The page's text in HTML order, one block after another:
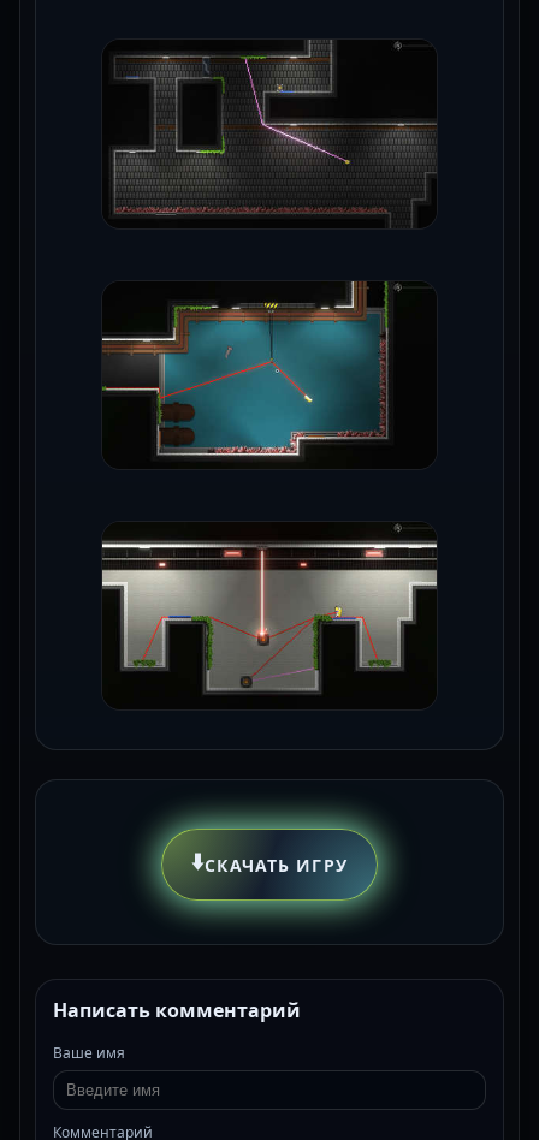
⬇️СКАЧАТЬ ИГРУ
Написать комментарий
Ваше имя
Комментарий